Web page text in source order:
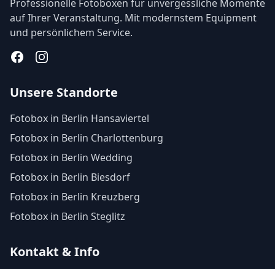
Professionelle Fotoboxen für unvergessliche Momente
auf Ihrer Veranstaltung. Mit modernstem Equipment
und persönlichem Service.
FacebookInstagram
Unsere Standorte
Fotobox in Berlin Hansaviertel
Fotobox in Berlin Charlottenburg
Fotobox in Berlin Wedding
Fotobox in Berlin Biesdorf
Fotobox in Berlin Kreuzberg
Fotobox in Berlin Steglitz
Kontakt & Info